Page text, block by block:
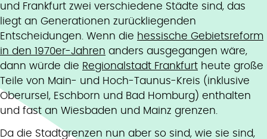
und Frankfurt zwei verschiedene Städte sind, das
liegt an Generationen zurückliegenden
Entscheidungen. Wenn die hessische Gebietsreform
in den 1970er-Jahren anders ausgegangen wäre,
dann würde die Regionalstadt Frankfurt heute große
Teile von Main- und Hoch-Taunus-Kreis (inklusive
Oberursel, Eschborn und Bad Homburg) enthalten
und fast an Wiesbaden und Mainz grenzen.
Da die Stadtgrenzen nun aber so sind, wie sie sind,